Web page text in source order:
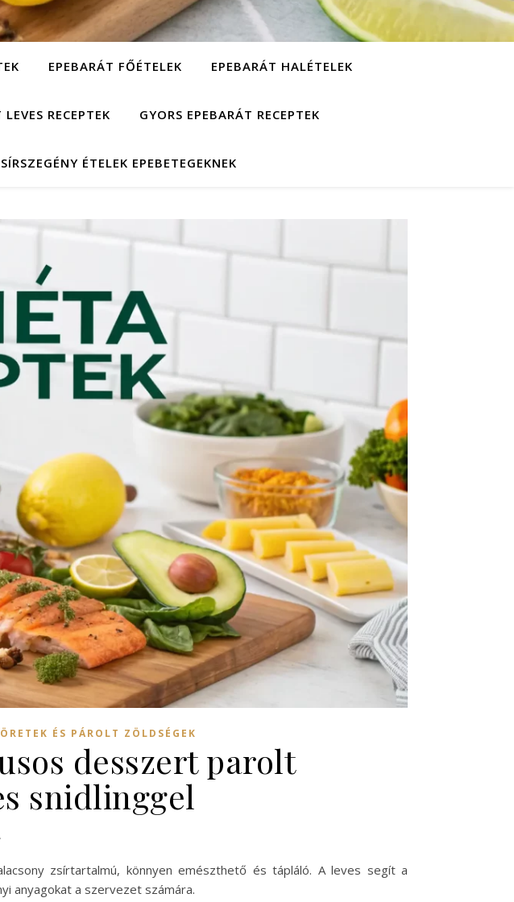
EPEBARÁT FŐÉTELEK EPEBARÁT HALÉTELEK
RECEPTEK GYORS EPEBARÁT RECEPTEK
ÉTELEK EPEBETEGEKNEK
ÉS PÁROLT ZÖLDSÉGEK
desszert parolt
snidlinggel
zsírtartalmú, könnyen emészthető és tápláló. A leves segít a
anyagokat a szervezet számára.